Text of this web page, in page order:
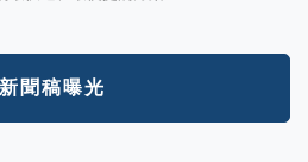
聞稿曝光